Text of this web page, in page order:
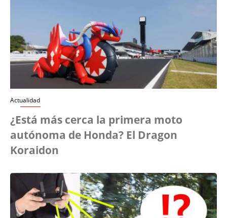
Actualidad
¿Está más cerca la primera moto
autónoma de Honda? El Dragon
Koraidon